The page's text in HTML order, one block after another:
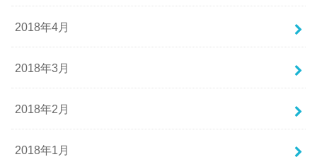
2018年4月
2018年3月
2018年2月
2018年1月